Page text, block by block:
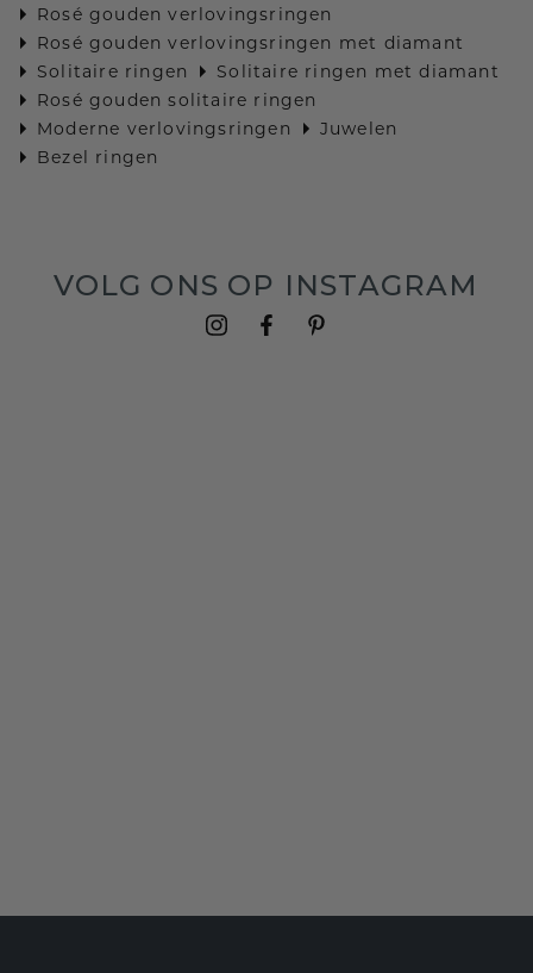
Rosé gouden verlovingsringen
Rosé gouden verlovingsringen met diamant
Solitaire ringen
Solitaire ringen met diamant
Rosé gouden solitaire ringen
Moderne verlovingsringen
Juwelen
Bezel ringen
VOLG ONS OP INSTAGRAM